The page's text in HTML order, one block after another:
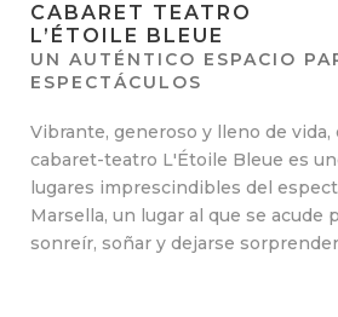
CABARET TEATRO
L’ÉTOILE BLEUE
UN AUTÉNTICO ESPACIO
ESPECTÁCULOS
Vibrante, generoso y lleno de vida,
cabaret-teatro L'Étoile Bleue es
lugares imprescindibles del
Marsella, un lugar al que se acude
sonreír, soñar y dejarse